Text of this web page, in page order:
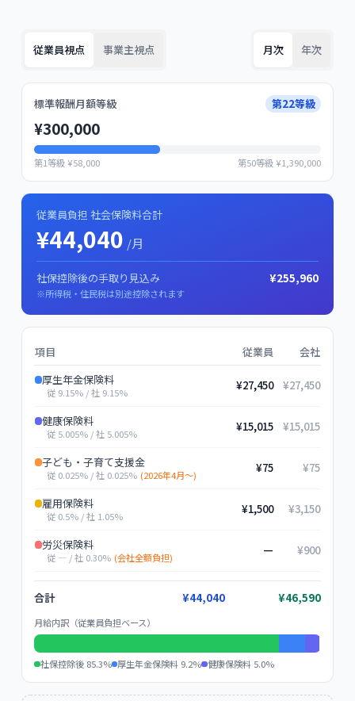
従業員視点 事業主視点 月次 年次
標準報酬月額等級 第22等級
¥300,000
第1等級 ¥58,000 第50等級 ¥1,390,000
従業員負担 社会保険料合計
¥44,040 /月
社保控除後の手取り見込み ¥255,960
※所得税・住民税は別途控除されます
項目 従業員
会社
厚生年金保険料
従 9.15% / 社 9.15% ¥27,450 ¥27,450
健康保険料
従 5.005% / 社 5.005% ¥15,015 ¥15,015
子ども・子育て支援金
従 0.025% / 社 0.025% (2026年4月〜) ¥75 ¥75
雇用保険料
従 0.5% / 社 1.05% ¥1,500 ¥3,150
労災保険料
従 — / 社 0.30% (会社全額負担) — ¥900
合計 ¥44,040 ¥46,590
月給内訳（従業員負担ベース）
社保控除後 85.3% 厚生年金保険料 9.2% 健康保険料 5.0%